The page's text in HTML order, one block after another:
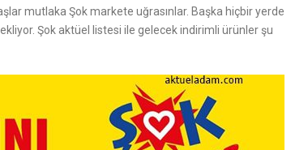
mutlaka Şok markete uğrasınlar. Başka hiçbir yerde
Şok aktüel listesi ile gelecek indirimli ürünler şu